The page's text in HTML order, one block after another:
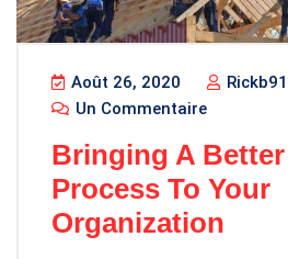
Août 26, 2020
Rickb91
Un Commentaire
Bringing A
Process To Your
Organization